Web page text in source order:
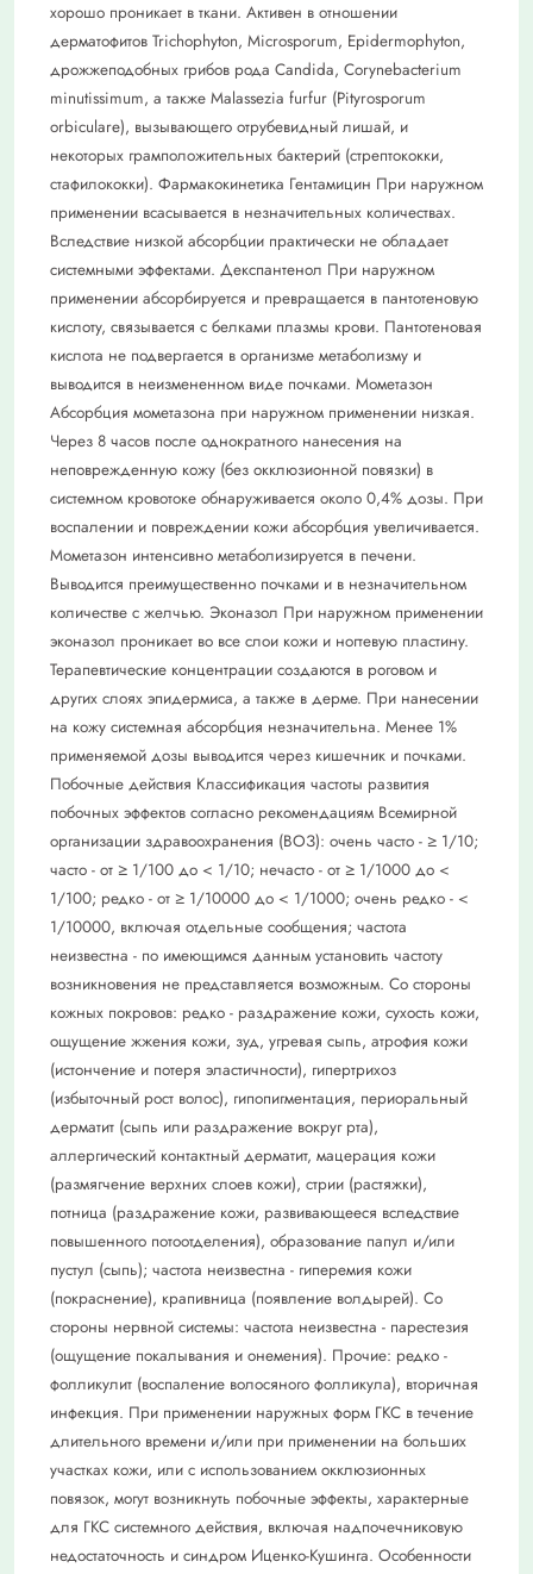
хорошо проникает в ткани. Активен в отношении
дерматофитов Trichophyton, Microsporum, Epidermophyton,
дрожжеподобных грибов рода Candida, Corynebacterium
minutissimum, а также Malassezia furfur (Pityrosporum
orbiculare), вызывающего отрубевидный лишай, и
некоторых грамположительных бактерий (стрептококки,
стафилококки). Фармакокинетика Гентамицин При наружном
применении всасывается в незначительных количествах.
Вследствие низкой абсорбции практически не обладает
системными эффектами. Декспантенол При наружном
применении абсорбируется и превращается в пантотеновую
кислоту, связывается с белками плазмы крови. Пантотеновая
кислота не подвергается в организме метаболизму и
выводится в неизмененном виде почками. Мометазон
Абсорбция мометазона при наружном применении низкая.
Через 8 часов после однократного нанесения на
неповрежденную кожу (без окклюзионной повязки) в
системном кровотоке обнаруживается около 0,4% дозы. При
воспалении и повреждении кожи абсорбция увеличивается.
Мометазон интенсивно метаболизируется в печени.
Выводится преимущественно почками и в незначительном
количестве с желчью. Эконазол При наружном применении
эконазол проникает во все слои кожи и ногтевую пластину.
Терапевтические концентрации создаются в роговом и
других слоях эпидермиса, а также в дерме. При нанесении
на кожу системная абсорбция незначительна. Менее 1%
применяемой дозы выводится через кишечник и почками.
Побочные действия Классификация частоты развития
побочных эффектов согласно рекомендациям Всемирной
организации здравоохранения (ВОЗ): очень часто - ≥ 1/10;
часто - от ≥ 1/100 до < 1/10; нечасто - от ≥ 1/1000 до <
1/100; редко - от ≥ 1/10000 до < 1/1000; очень редко - <
1/10000, включая отдельные сообщения; частота
неизвестна - по имеющимся данным установить частоту
возникновения не представляется возможным. Со стороны
кожных покровов: редко - раздражение кожи, сухость кожи,
ощущение жжения кожи, зуд, угревая сыпь, атрофия кожи
(истончение и потеря эластичности), гипертрихоз
(избыточный рост волос), гипопигментация, периоральный
дерматит (сыпь или раздражение вокруг рта),
аллергический контактный дерматит, мацерация кожи
(размягчение верхних слоев кожи), стрии (растяжки),
потница (раздражение кожи, развивающееся вследствие
повышенного потоотделения), образование папул и/или
пустул (сыпь); частота неизвестна - гиперемия кожи
(покраснение), крапивница (появление волдырей). Со
стороны нервной системы: частота неизвестна - парестезия
(ощущение покалывания и онемения). Прочие: редко -
фолликулит (воспаление волосяного фолликула), вторичная
инфекция. При применении наружных форм ГКС в течение
длительного времени и/или при применении на больших
участках кожи, или с использованием окклюзионных
повязок, могут возникнуть побочные эффекты, характерные
для ГКС системного действия, включая надпочечниковую
недостаточность и синдром Иценко-Кушинга. Особенности